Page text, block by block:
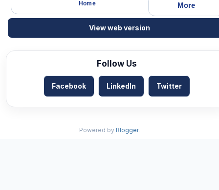
More
Home
View web version
Follow Us
Facebook LinkedIn Twitter
Powered by Blogger.